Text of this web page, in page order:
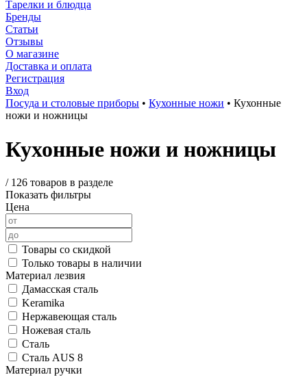
Тарелки и блюдца
Бренды
Статьи
Отзывы
О магазине
Доставка и оплата
Регистрация
Вход
Посуда и столовые приборы • Кухонные ножи • Кухонные
ножи и ножницы
Кухонные ножи и ножницы
/ 126 товаров в разделе
Показать фильтры
Цена
Товары со скидкой
Только товары в наличии
Материал лезвия
Дамасская сталь
Keramika
Нержавеющая сталь
Ножевая сталь
Сталь
Сталь AUS 8
Материал ручки